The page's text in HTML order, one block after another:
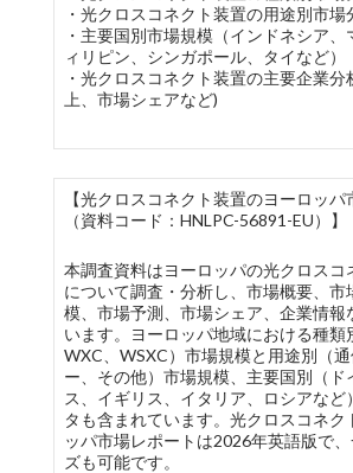
・光クロスコネクト装置の用途別市場
・主要国別市場規模（インドネシア、
ィリピン、シンガポール、タイなど）
・光クロスコネクト装置の主要企業分
上、市場シェアなど)
【光クロスコネクト装置のヨーロッパ
（資料コード：HNLPC-56891-EU）】
本調査資料はヨーロッパの光クロスコ
について調査・分析し、市場概要、市
模、市場予測、市場シェア、企業情報
います。ヨーロッパ地域における種類
WXC、WSXC）市場規模と用途別（
ー、その他）市場規模、主要国別（ド
ス、イギリス、イタリア、ロシアなど
タも含まれています。光クロスコネク
ッパ市場レポートは2026年英語版で
ズも可能です。